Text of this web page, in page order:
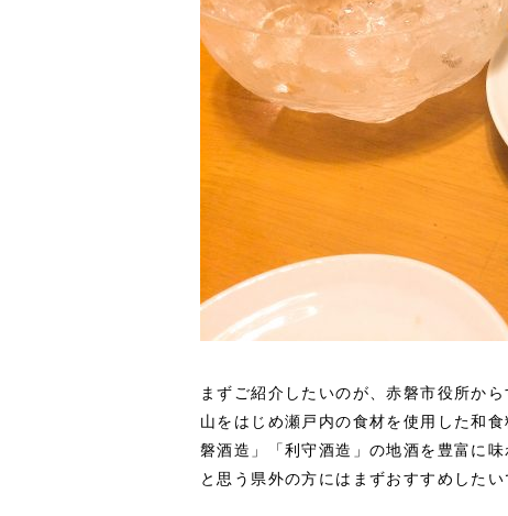
まずご紹介したいのが、赤磐市役所か
山をはじめ瀬戸内の食材を使用した和
磐酒造」「利守酒造」の地酒を豊富に
と思う県外の方にはまずおすすめしたい